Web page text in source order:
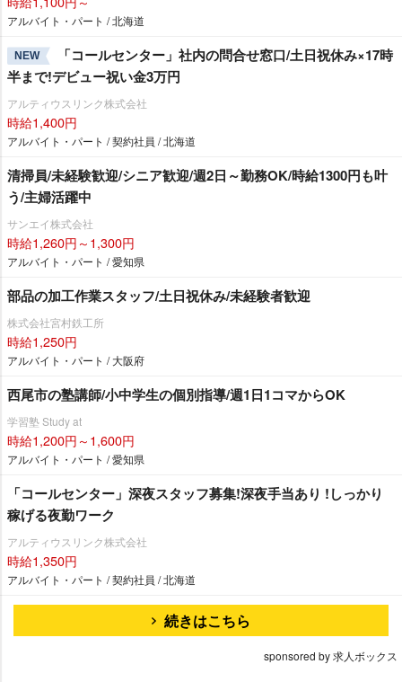
アルバイト・パート / 北海道
NEW
「コールセンター」社内の問合せ窓口/土日祝休み×17時
半まで!デビュー祝い金3万円
アルティウスリンク株式会社
時給1,400円
アルバイト・パート / 契約社員 / 北海道
清掃員/未経験歓迎/シニア歓迎/週2日～勤務OK/時給1300円も叶
う/主婦活躍中
サンエイ株式会社
時給1,260円～1,300円
アルバイト・パート / 愛知県
部品の加工作業スタッフ/土日祝休み/未経験者歓迎
株式会社宮村鉄工所
時給1,250円
アルバイト・パート / 大阪府
西尾市の塾講師/小中学生の個別指導/週1日1コマからOK
学習塾 Study at
時給1,200円～1,600円
アルバイト・パート / 愛知県
「コールセンター」深夜スタッフ募集!深夜手当あり !しっかり
稼げる夜勤ワーク
アルティウスリンク株式会社
時給1,350円
アルバイト・パート / 契約社員 / 北海道
続きはこちら
sponsored by 求人ボックス